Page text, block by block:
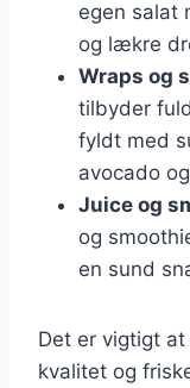
egen salat
og lækre
Wraps og
tilbyder
fyldt med
avocado
Juice og
og
en sund
Det er vigtigt
kvalitet og